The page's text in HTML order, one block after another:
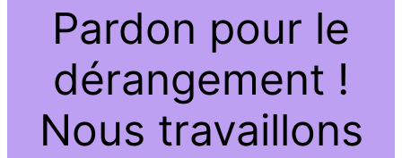
Pardon pour le
dérangement !
Nous travaillons